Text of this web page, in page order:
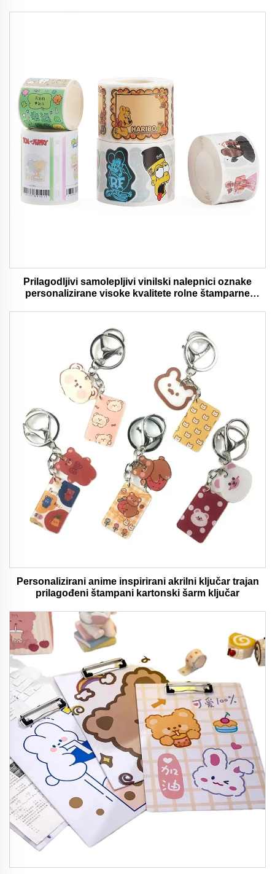
Prilagodljivi samolepljivi vinilski nalepnici oznake
personalizirane visoke kvalitete rolne štamparne
Personalizirani anime inspirirani akrilni ključar trajan
prilagođeni štampani kartonski šarm ključar